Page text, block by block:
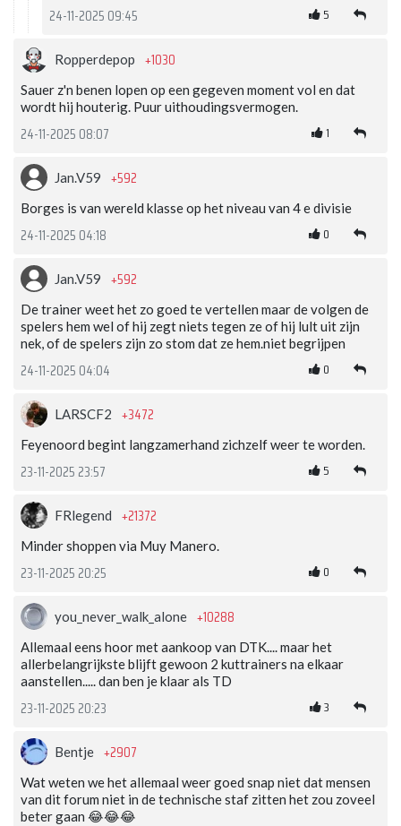
24-11-2025 09:45 5
Ropperdepop +1030
Sauer z'n benen lopen op een gegeven moment vol en dat
wordt hij houterig. Puur uithoudingsvermogen.
24-11-2025 08:07 1
Jan.V59 +592
Borges is van wereld klasse op het niveau van 4 e divisie
24-11-2025 04:18 0
Jan.V59 +592
De trainer weet het zo goed te vertellen maar de volgen de
spelers hem wel of hij zegt niets tegen ze of hij lult uit zijn
nek, of de spelers zijn zo stom dat ze hem.niet begrijpen
24-11-2025 04:04 0
LARSCF2 +3472
Feyenoord begint langzamerhand zichzelf weer te worden.
23-11-2025 23:57 5
FRlegend +21372
Minder shoppen via Muy Manero.
23-11-2025 20:25 0
you_never_walk_alone +10288
Allemaal eens hoor met aankoop van DTK.... maar het
allerbelangrijkste blijft gewoon 2 kuttrainers na elkaar
aanstellen..... dan ben je klaar als TD
23-11-2025 20:23 3
Bentje +2907
Wat weten we het allemaal weer goed snap niet dat mensen
van dit forum niet in de technische staf zitten het zou zoveel
beter gaan 😂😂😂